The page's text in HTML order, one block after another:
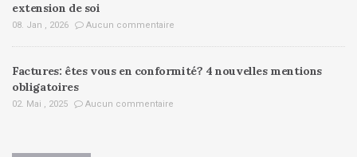
extension de soi
08. Jan , 2026 Aucun commentaire
Factures: êtes vous en conformité? 4 nouvelles mentions
obligatoires
02. Mai , 2025 Aucun commentaire